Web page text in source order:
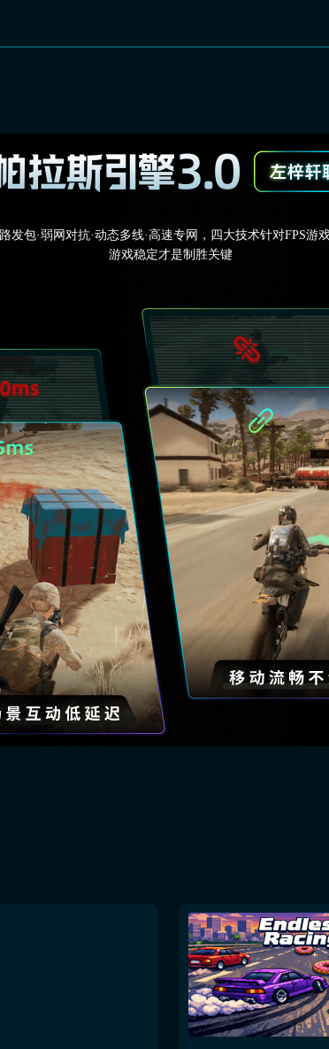
发包·弱网对抗·动态多线·高速专网，四大技术针对FPS游
游戏稳定才是制胜关键